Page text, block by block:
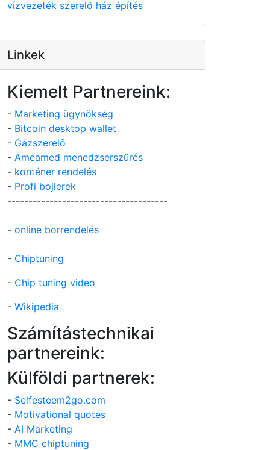
vízvezeték szerelő ház építés
Linkek
Kiemelt Partnereink:
- Marketing ügynökség
- Bitcoin desktop wallet
- Gázszerelő
- Ameamed menedzserszűrés
- konténer rendelés
- Profi bojlerek
--------------------------------------
- online borrendelés
- Chiptuning
- Chip tuning video
- Wikipedia
Számítástechnikai
partnereink:
Külföldi partnerek:
- Selfesteem2go.com
- Motivational quotes
- AI Marketing
- MMC chiptuning